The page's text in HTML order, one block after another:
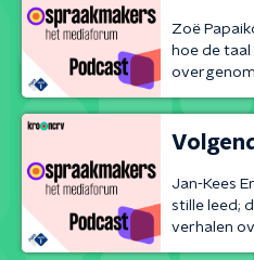
Zoë
hoe de
Jan-Kees
stille leed;
verhalen